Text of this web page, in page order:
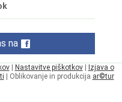
na
| Nastavitve piškotkov|
Izjava o
| Oblikovanje in produkcija ar©tur